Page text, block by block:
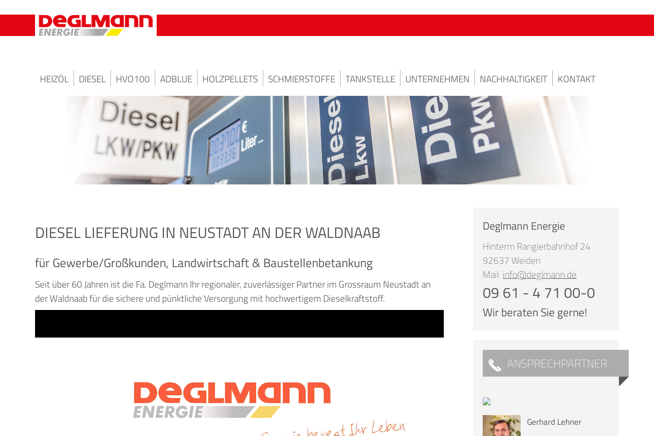
HEIZÖL DIESEL HVO100 ADBLUE HOLZPELLETS SCHMIERSTOFFE TANKSTELLE UNTERNEHMEN NACHHALTIGKEIT KONTAKT
DIESEL LIEFERUNG IN NEUSTADT AN DER WALDNAAB
für Gewerbe/Großkunden, Landwirtschaft & Baustellenbetankung
Seit über 60 Jahren ist die Fa. Deglmann Ihr regionaler, zuverlässiger Partner im Grossraum Neustadt an
der Waldnaab für die sichere und pünktliche Versorgung mit hochwertigem Dieselkraftstoff.
Deglmann Energie
Hinterm Rangierbahnhof 24
92637 Weiden
Mail: info@deglmann.de
09 61 - 4 71 00-0
Wir beraten Sie gerne!
ANSPRECHPARTNER
Gerhard Lehner